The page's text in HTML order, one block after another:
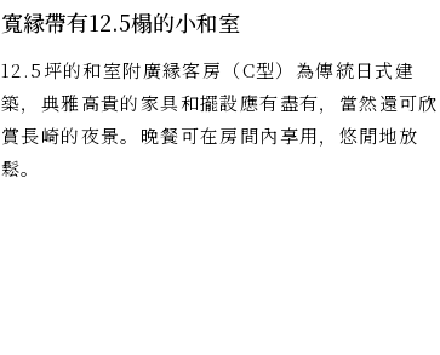
寬縁帶有12.5榻的小和室
12.5坪的和室附廣縁客房（C型）為傳統日式建
築，典雅高貴的家具和擺設應有盡有，當然還可欣
賞長崎的夜景。晚餐可在房間內享用，悠閒地放
鬆。